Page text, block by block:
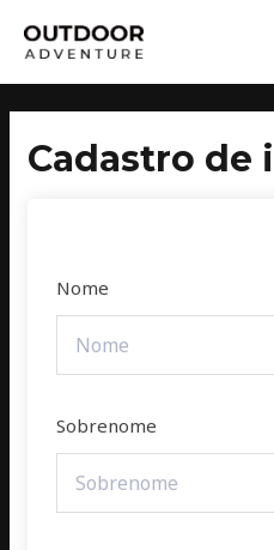
para
Cadastro de
Nome
Sobrenome